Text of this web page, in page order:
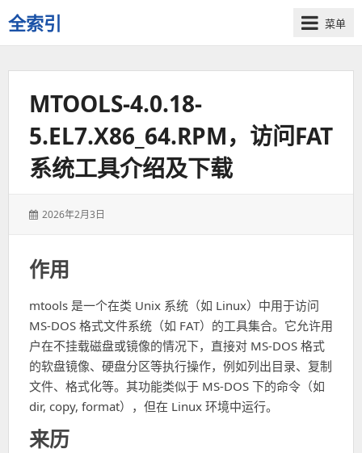
全索引
一
些
菜单
MTOOLS-4.0.18-
5.EL7.X86_64.RPM，访问FAT
系统工具介绍及下载
发
2026年2月3日
作用
mtools 是一个在类 Unix 系统（如 Linux）中用于访问
MS-DOS 格式文件系统（如 FAT）的工具集合。它允许用
户在不挂载磁盘或镜像的情况下，直接对 MS-DOS 格式
的软盘镜像、硬盘分区等执行操作，例如列出目录、复制
文件、格式化等。其功能类似于 MS-DOS 下的命令（如
dir, copy, format），但在 Linux 环境中运行。
来历